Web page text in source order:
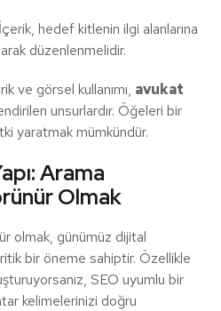
İçerik, hedef kitlenin ilgi alanlarına
düzenlenmelidir.
ve görsel kullanımı, avukat
unsurlardır. Öğeleri bir
yaratmak mümkündür.
Arama
Olmak
olmak, günümüz dijital
bir öneme sahiptir. Özellikle
SEO uyumlu bir
kelimelerinizi doğru